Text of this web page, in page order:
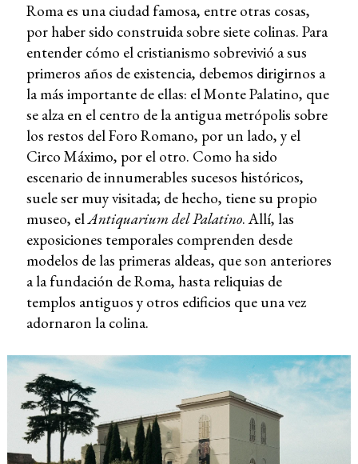
Roma es una ciudad famosa, entre otras cosas,
por haber sido construida sobre siete colinas. Para
entender cómo el cristianismo sobrevivió a sus
primeros años de existencia, debemos dirigirnos a
la más importante de ellas: el Monte Palatino, que
se alza en el centro de la antigua metrópolis sobre
los restos del Foro Romano, por un lado, y el
Circo Máximo, por el otro. Como ha sido
escenario de innumerables sucesos históricos,
suele ser muy visitada; de hecho, tiene su propio
museo, elAntiquarium del Palatino. Allí, las
exposiciones temporales comprenden desde
modelos de las primeras aldeas, que son anteriores
a la fundación de Roma, hasta reliquias de
templos antiguos y otros edificios que una vez
adornaron la colina.